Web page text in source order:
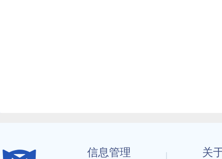
信息管理 关